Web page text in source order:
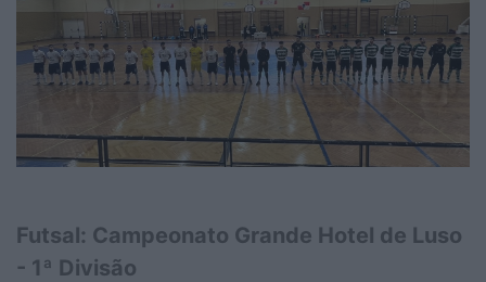
Futsal: Campeonato Grande Hotel de Luso
- 1ª Divisão